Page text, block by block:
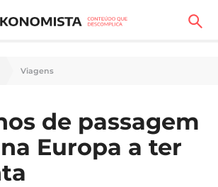
Pessoais
Viagens
de passagem
Europa a ter